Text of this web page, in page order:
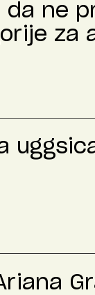
da ne
za